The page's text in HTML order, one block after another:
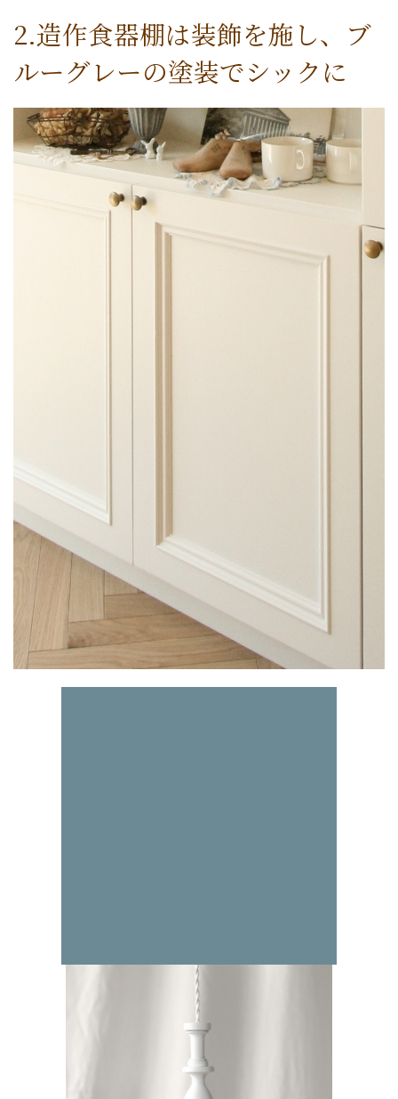
2.造作食器棚は装飾を施し、ブ
ルーグレーの塗装でシックに